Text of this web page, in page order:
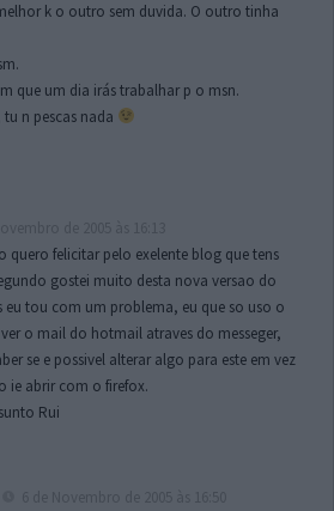
k o outro sem duvida. O outro tinha
que um dia irás trabalhar p o msn.
n pescas nada
quero felicitar pelo exelente blog que tens
gostei muito desta nova versao do
eu tou com um problema, eu que so uso o
o mail do hotmail atraves do messeger,
se e possivel alterar algo para este em vez
ie abrir com o firefox.
Rui